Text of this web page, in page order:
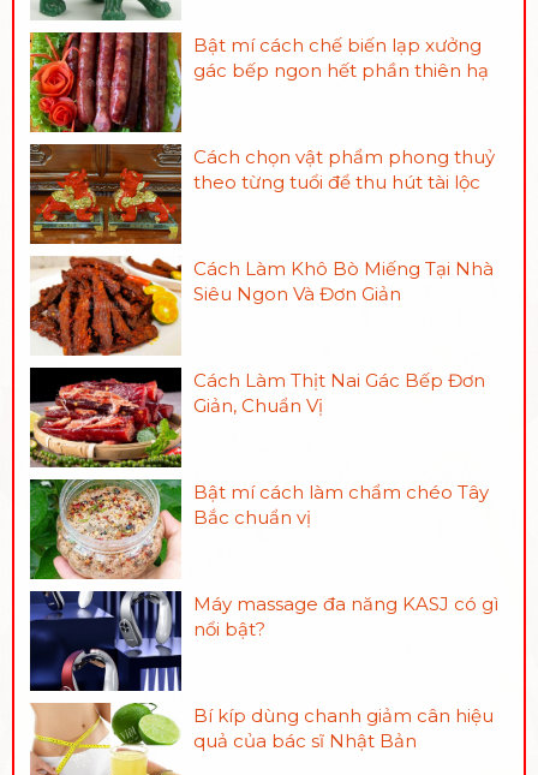
Bật mí cách chế biến lạp xưởng
gác bếp ngon hết phần thiên hạ
Cách chọn vật phẩm phong thuỷ
theo từng tuổi để thu hút tài lộc
Cách Làm Khô Bò Miếng Tại Nhà
Siêu Ngon Và Đơn Giản
Cách Làm Thịt Nai Gác Bếp Đơn
Giản, Chuẩn Vị
Bật mí cách làm chẩm chéo Tây
Bắc chuẩn vị
Máy massage đa năng KASJ có gì
nổi bật?
Bí kíp dùng chanh giảm cân hiệu
quả của bác sĩ Nhật Bản